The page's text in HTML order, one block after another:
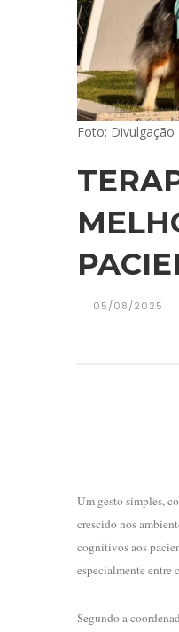
Foto: Divulgação
05/08/2025
Um gesto simples,
crescido nos
cognitivos aos
especialmente entre
Segundo a